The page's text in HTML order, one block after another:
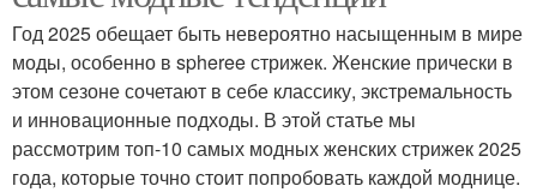
Год 2025 обещает быть невероятно насыщенным в мире
моды, особенно в spheree стрижек. Женские прически в
этом сезоне сочетают в себе классику, экстремальность
и инновационные подходы. В этой статье мы
рассмотрим топ-10 самых модных женских стрижек 2025
года, которые точно стоит попробовать каждой моднице.